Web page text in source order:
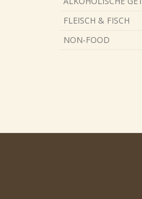
FLEISCH & FISCH
NON-FOOD